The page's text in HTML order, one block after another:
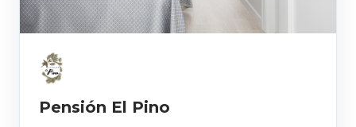
Pensión El Pino